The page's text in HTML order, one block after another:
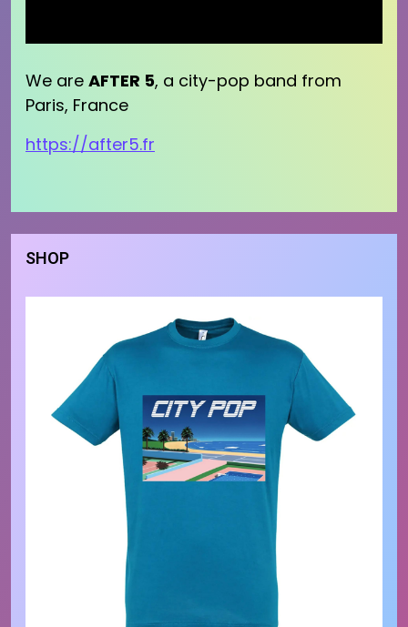
We are AFTER 5, a city-pop band from
Paris, France
https://after5.fr
SHOP